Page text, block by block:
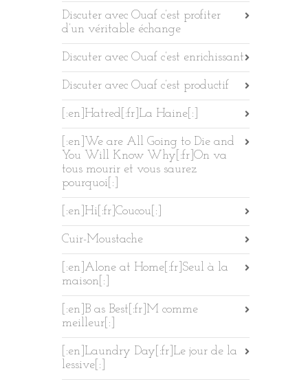
Discuter avec Ouaf c’est profiter
d’un véritable échange
Discuter avec Ouaf c’est enrichissant
Discuter avec Ouaf c’est productif
[:en]Hatred[:fr]La Haine[:]
[:en]We are All Going to Die and
You Will Know Why[:fr]On va
tous mourir et vous saurez
pourquoi[:]
[:en]Hi[:fr]Coucou[:]
Cuir-Moustache
[:en]Alone at Home[:fr]Seul à la
maison[:]
[:en]B as Best[:fr]M comme
meilleur[:]
[:en]Laundry Day[:fr]Le jour de la
lessive[:]